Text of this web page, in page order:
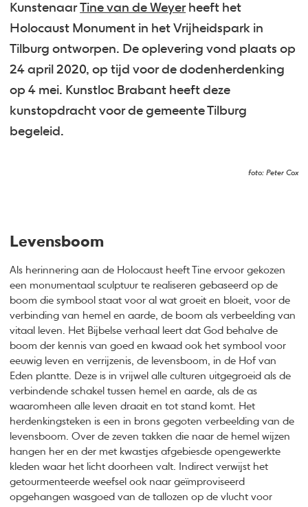
KunstenaarTine van de Weyerheeft het
Holocaust Monument in het Vrijheidspark in
Tilburg ontworpen. De oplevering vond plaats op
24 april 2020, op tijd voor de dodenherdenking
op 4 mei. Kunstloc Brabant heeft deze
kunstopdracht voor de gemeente Tilburg
begeleid.
foto: Peter Cox
Levensboom
Als herinnering aan de Holocaust heeft Tine ervoor gekozen
een monumentaal sculptuur te realiseren gebaseerd op de
boom die symbool staat voor al wat groeit en bloeit, voor de
verbinding van hemel en aarde, de boom als verbeelding van
vitaal leven. Het Bijbelse verhaal leert dat God behalve de
boom der kennis van goed en kwaad ook het symbool voor
eeuwig leven en verrijzenis, de levensboom, in de Hof van
Eden plantte. Deze is in vrijwel alle culturen uitgegroeid als de
verbindende schakel tussen hemel en aarde, als de as
waaromheen alle leven draait en tot stand komt. Het
herdenkingsteken is een in brons gegoten verbeelding van de
levensboom. Over de zeven takken die naar de hemel wijzen
hangen her en der met kwastjes afgebiesde opengewerkte
kleden waar het licht doorheen valt. Indirect verwijst het
getourmenteerde weefsel ook naar geïmproviseerd
opgehangen wasgoed van de tallozen op de vlucht voor